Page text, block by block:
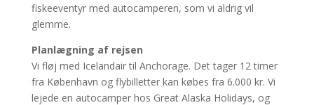
fiskeeventyr med autocamperen, som vi aldrig vil
glemme.
Planlægning af rejsen
Vi fløj med Icelandair til Anchorage. Det tager 12 timer
fra København og flybilletter kan købes fra 6.000 kr. Vi
lejede en autocamper hos Great Alaska Holidays, og